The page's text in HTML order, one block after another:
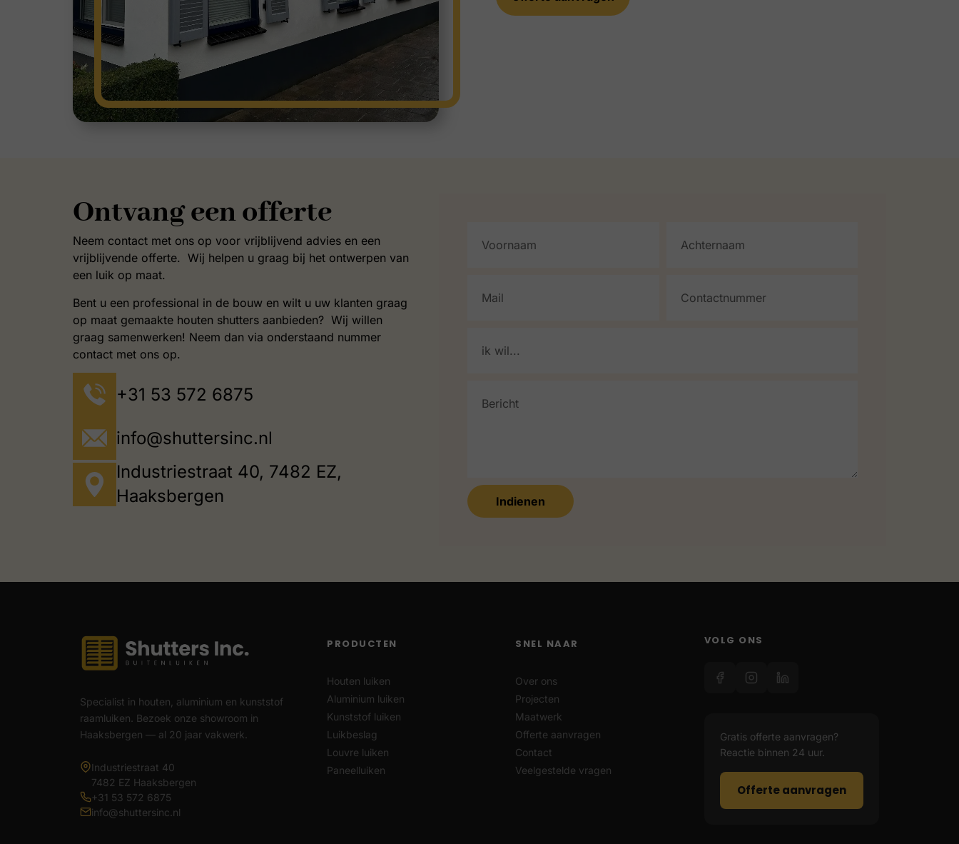
Ontvang een offerte
Neem contact met ons op voor vrijblijvend advies en een
vrijblijvende offerte. Wij helpen u graag bij het ontwerpen van
een luik op maat.
Bent u een professional in de bouw en wilt u uw klanten graag
op maat gemaakte houten shutters aanbieden? Wij willen
graag samenwerken! Neem dan via onderstaand nummer
contact met ons op.
+31 53 572 6875
info@shuttersinc.nl
Industriestraat 40, 7482 EZ,
Haaksbergen
Indienen
Specialist in houten, aluminium en kunststof
raamluiken. Bezoek onze showroom in
Haaksbergen — al 20 jaar vakwerk.
Industriestraat 40
7482 EZ Haaksbergen
+31 53 572 6875
info@shuttersinc.nl
PRODUCTEN
Houten luiken
Aluminium luiken
Kunststof luiken
Luikbeslag
Louvre luiken
Paneelluiken
SNEL NAAR
Over ons
Projecten
Maatwerk
Offerte aanvragen
Contact
Veelgestelde vragen
VOLG ONS
Gratis offerte aanvragen?
Reactie binnen 24 uur.
Offerte aanvragen